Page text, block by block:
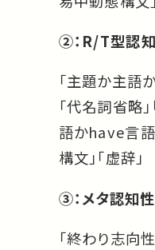
②：R/T型認
「主題か主語
「代名詞省略
語かhave言語
構文」「虚辞」
③：メタ認知
「終わり志向